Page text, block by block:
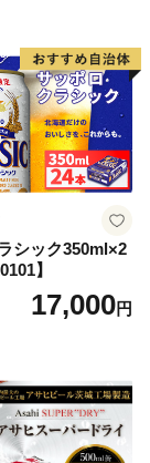
カメイ 本宮市
】
シック350ml×2
】
17,000円